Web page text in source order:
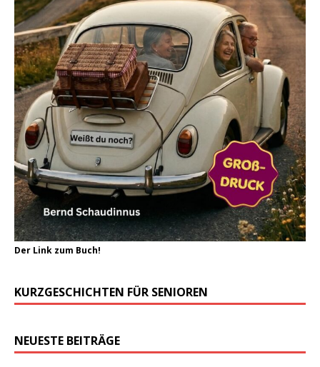
Der Link zum Buch!
KURZGESCHICHTEN FÜR SENIOREN
NEUESTE BEITRÄGE